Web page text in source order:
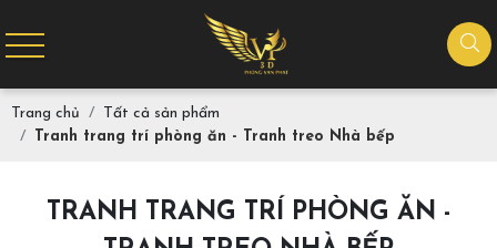
Trang chủ
Tất cả sản phẩm
Tranh trang trí phòng ăn - Tranh treo Nhà bếp
TRANH TRANG TRÍ PHÒNG ĂN -